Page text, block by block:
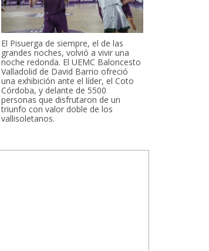
El Pisuerga de siempre, el de las
grandes noches, volvió a vivir una
noche redonda. El UEMC Baloncesto
Valladolid de David Barrio ofreció
una exhibición ante el líder, el Coto
Córdoba, y delante de 5500
personas que disfrutaron de un
triunfo con valor doble de los
vallisoletanos.